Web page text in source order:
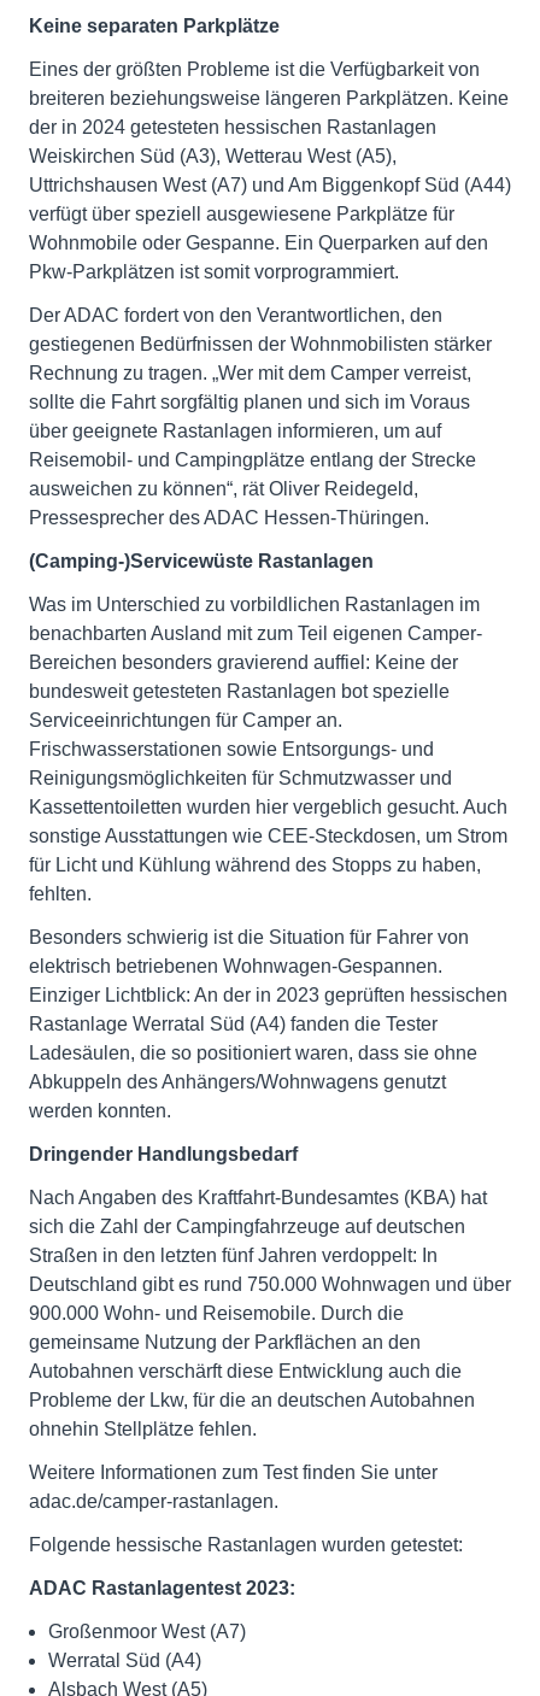
Keine separaten Parkplätze
Eines der größten Probleme ist die Verfügbarkeit von
breiteren beziehungsweise längeren Parkplätzen. Keine
der in 2024 getesteten hessischen Rastanlagen
Weiskirchen Süd (A3), Wetterau West (A5),
Uttrichshausen West (A7) und Am Biggenkopf Süd (A44)
verfügt über speziell ausgewiesene Parkplätze für
Wohnmobile oder Gespanne. Ein Querparken auf den
Pkw-Parkplätzen ist somit vorprogrammiert.
Der ADAC fordert von den Verantwortlichen, den
gestiegenen Bedürfnissen der Wohnmobilisten stärker
Rechnung zu tragen. „Wer mit dem Camper verreist,
sollte die Fahrt sorgfältig planen und sich im Voraus
über geeignete Rastanlagen informieren, um auf
Reisemobil- und Campingplätze entlang der Strecke
ausweichen zu können“, rät Oliver Reidegeld,
Pressesprecher des ADAC Hessen-Thüringen.
(Camping-)Servicewüste Rastanlagen
Was im Unterschied zu vorbildlichen Rastanlagen im
benachbarten Ausland mit zum Teil eigenen Camper-
Bereichen besonders gravierend auffiel: Keine der
bundesweit getesteten Rastanlagen bot spezielle
Serviceeinrichtungen für Camper an.
Frischwasserstationen sowie Entsorgungs- und
Reinigungsmöglichkeiten für Schmutzwasser und
Kassettentoiletten wurden hier vergeblich gesucht. Auch
sonstige Ausstattungen wie CEE-Steckdosen, um Strom
für Licht und Kühlung während des Stopps zu haben,
fehlten.
Besonders schwierig ist die Situation für Fahrer von
elektrisch betriebenen Wohnwagen-Gespannen.
Einziger Lichtblick: An der in 2023 geprüften hessischen
Rastanlage Werratal Süd (A4) fanden die Tester
Ladesäulen, die so positioniert waren, dass sie ohne
Abkuppeln des Anhängers/Wohnwagens genutzt
werden konnten.
Dringender Handlungsbedarf
Nach Angaben des Kraftfahrt-Bundesamtes (KBA) hat
sich die Zahl der Campingfahrzeuge auf deutschen
Straßen in den letzten fünf Jahren verdoppelt: In
Deutschland gibt es rund 750.000 Wohnwagen und über
900.000 Wohn- und Reisemobile. Durch die
gemeinsame Nutzung der Parkflächen an den
Autobahnen verschärft diese Entwicklung auch die
Probleme der Lkw, für die an deutschen Autobahnen
ohnehin Stellplätze fehlen.
Weitere Informationen zum Test finden Sie unter
adac.de/camper-rastanlagen.
Folgende hessische Rastanlagen wurden getestet:
ADAC Rastanlagentest 2023:
Großenmoor West (A7)
Werratal Süd (A4)
Alsbach West (A5)